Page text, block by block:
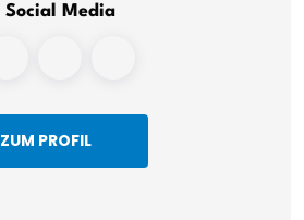
Social Media
ZUM PROFIL